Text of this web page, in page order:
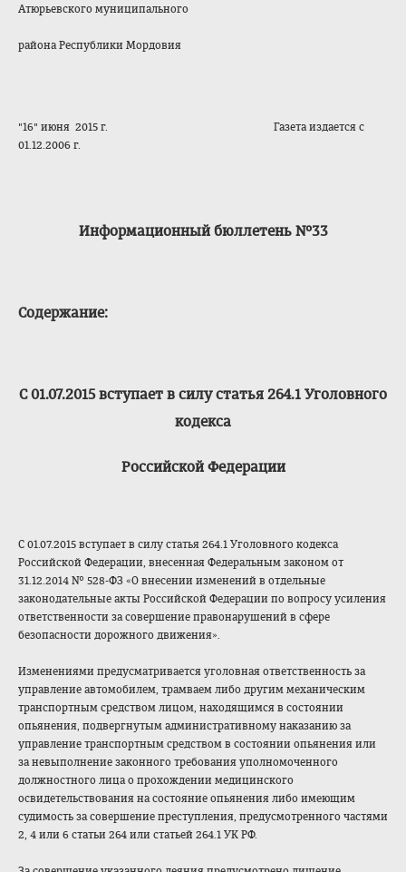
Атюрьевского муниципального
района Республики Мордовия
"16" июня 2015 г. Газета издается с
01.12.2006 г.
Информационный бюллетень №33
Содержание:
С 01.07.2015 вступает в силу статья 264.1 Уголовного
кодекса
Российской Федерации
С 01.07.2015 вступает в силу статья 264.1 Уголовного кодекса
Российской Федерации, внесенная Федеральным законом от
31.12.2014 № 528-ФЗ «О внесении изменений в отдельные
законодательные акты Российской Федерации по вопросу усиления
ответственности за совершение правонарушений в сфере
безопасности дорожного движения».
Изменениями предусматривается уголовная ответственность за
управление автомобилем, трамваем либо другим механическим
транспортным средством лицом, находящимся в состоянии
опьянения, подвергнутым административному наказанию за
управление транспортным средством в состоянии опьянения или
за невыполнение законного требования уполномоченного
должностного лица о прохождении медицинского
освидетельствования на состояние опьянения либо имеющим
судимость за совершение преступления, предусмотренного частями
2, 4 или 6 статьи 264 или статьей 264.1 УК РФ.